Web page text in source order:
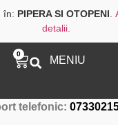
în: PIPERA SI OTOPENI
detalii.
0
MENIU
telefonic: